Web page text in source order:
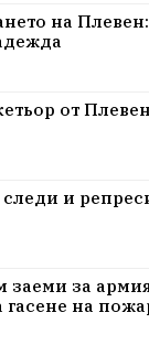
на
от
следи и
заеми за
гасене на